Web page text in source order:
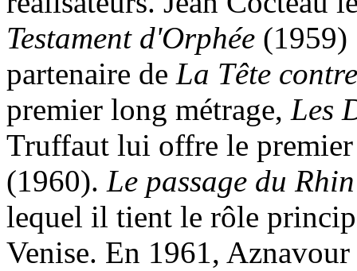
Testament d'Orphée (1959)
partenaire de La Tête
premier long métrage, Les
Truffaut lui offre le
(1960). Le passage du Rhin
lequel il tient le rôle
Venise. En 1961,